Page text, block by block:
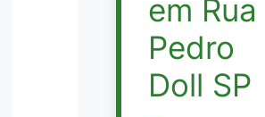
em Rua
Pedro
Doll SP